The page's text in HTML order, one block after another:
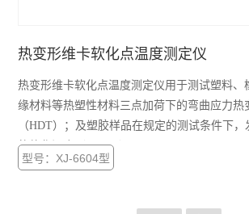
热变形维卡软化点温度测定仪
热变形维卡软化点温度测定仪用于测试塑料、
缘材料等热塑性材料三点加荷下的弯曲应力热
（HDT）；及塑胶样品在规定的测试条件下
的软化温度（VICAT）。
型号：XJ-6604型